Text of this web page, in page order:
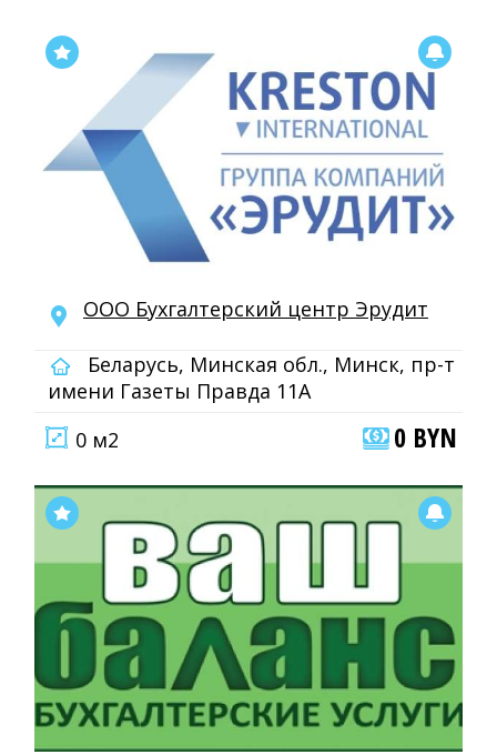
OOO Бухгалтерский центр Эрудит
Беларусь, Минская обл., Минск, пр-т
имени Газеты Правда 11А
0 м2
0 BYN